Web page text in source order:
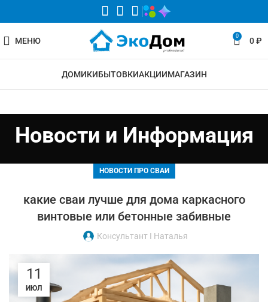
МЕНЮ 0 0₽
ДОМИКИБЫТОВКИАКЦИИМАГАЗИН
Новости и Информация
НОВОСТИ ПРО СВАИ
какие сваи лучше для дома каркасного
винтовые или бетонные забивные
Консультант I Наталья
11
ИЮЛ